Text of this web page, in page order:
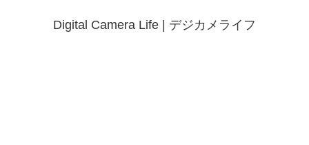
Digital Camera Life | デジカメライフ